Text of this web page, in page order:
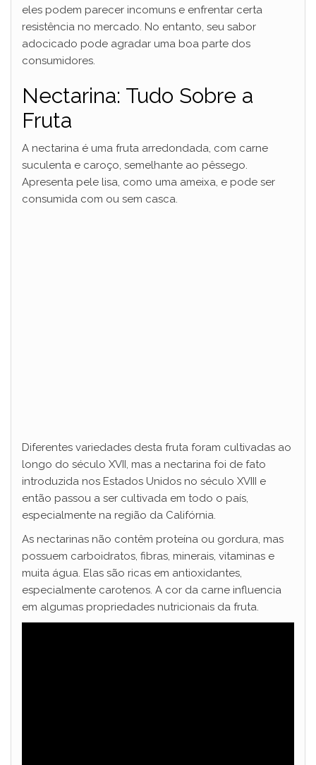
eles podem parecer incomuns e enfrentar certa
resistência no mercado. No entanto, seu sabor
adocicado pode agradar uma boa parte dos
consumidores.
Nectarina: Tudo Sobre a
Fruta
A nectarina é uma fruta arredondada, com carne
suculenta e caroço, semelhante ao pêssego.
Apresenta pele lisa, como uma ameixa, e pode ser
consumida com ou sem casca.
Diferentes variedades desta fruta foram cultivadas ao
longo do século XVII, mas a nectarina foi de fato
introduzida nos Estados Unidos no século XVIII e
então passou a ser cultivada em todo o país,
especialmente na região da Califórnia.
As nectarinas não contêm proteína ou gordura, mas
possuem carboidratos, fibras, minerais, vitaminas e
muita água. Elas são ricas em antioxidantes,
especialmente carotenos. A cor da carne influencia
em algumas propriedades nutricionais da fruta.